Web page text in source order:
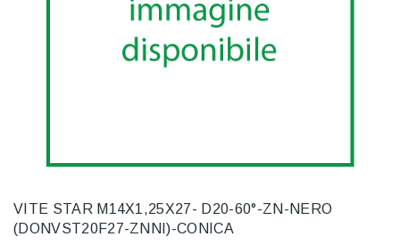
VITE STAR M14X1,25X27- D20-60°-ZN-NERO
(DONVST20F27-ZNNI)-CONICA